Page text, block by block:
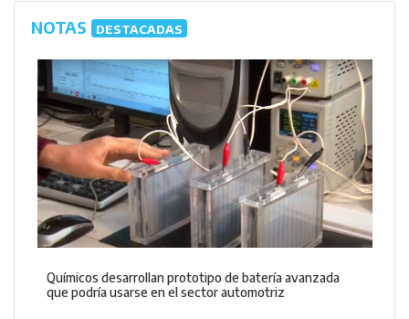
NOTAS DESTACADAS
Químicos desarrollan prototipo de batería avanzada
que podría usarse en el sector automotriz